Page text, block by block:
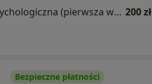
Konsultacja psychologiczna (pierwsza wizyta) 200 zł
Bezpieczne płatności